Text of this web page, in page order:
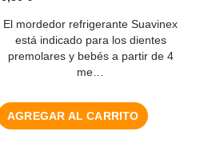
El mordedor refrigerante Suavinex
está indicado para los dientes
premolares y bebés a partir de 4
me…
AGREGAR AL CARRITO